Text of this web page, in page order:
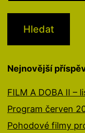
Nejnovější
FILM A DOBA II –
Program červen
Pohodové filmy